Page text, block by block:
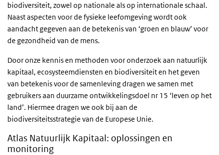
biodiversiteit, zowel op nationale als op internationale schaal.
Naast aspecten voor de fysieke leefomgeving wordt ook
aandacht gegeven aan de betekenis van ‘groen en blauw’ voor
de gezondheid van de mens.
Door onze kennis en methoden voor onderzoek aan natuurlijk
kapitaal, ecosysteemdiensten en biodiversiteit en het geven
van betekenis voor de samenleving dragen we samen met
gebruikers aan duurzame ontwikkelingsdoel nr 15 ‘leven op het
land’. Hiermee dragen we ook bij aan de
biodiversiteitsstrategie van de Europese Unie.
Atlas Natuurlijk Kapitaal: oplossingen en
monitoring